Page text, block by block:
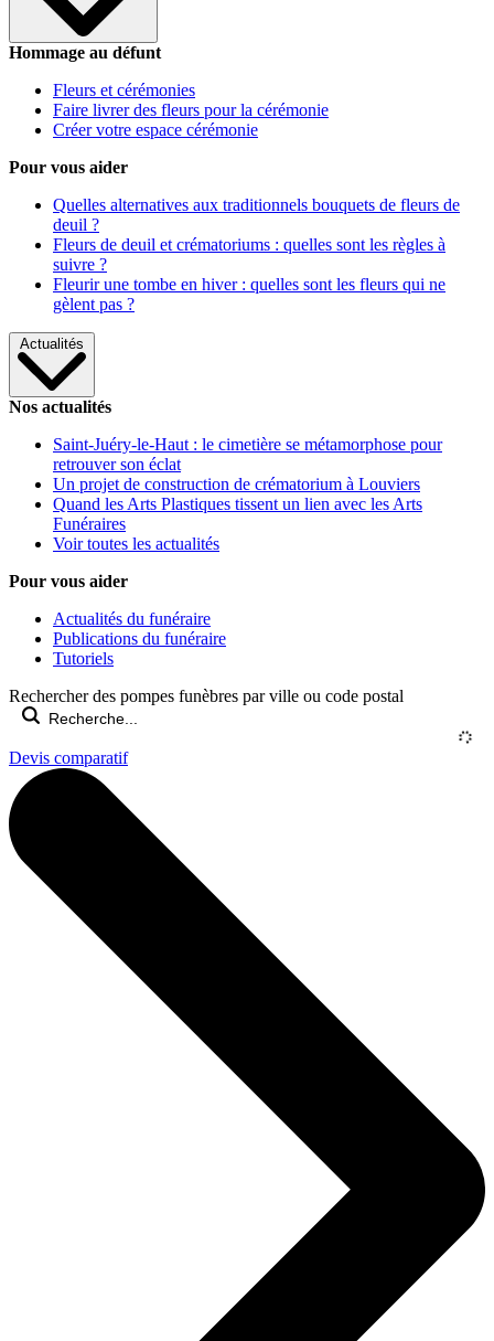
Hommage au défunt
Fleurs et cérémonies
Faire livrer des fleurs pour la cérémonie
Créer votre espace cérémonie
Pour vous aider
Quelles alternatives aux traditionnels bouquets de fleurs de
deuil ?
Fleurs de deuil et crématoriums : quelles sont les règles à
suivre ?
Fleurir une tombe en hiver : quelles sont les fleurs qui ne
gèlent pas ?
Actualités
Nos actualités
Saint-Juéry-le-Haut : le cimetière se métamorphose pour
retrouver son éclat
Un projet de construction de crématorium à Louviers
Quand les Arts Plastiques tissent un lien avec les Arts
Funéraires
Voir toutes les actualités
Pour vous aider
Actualités du funéraire
Publications du funéraire
Tutoriels
Rechercher des pompes funèbres par ville ou code postal
Devis comparatif